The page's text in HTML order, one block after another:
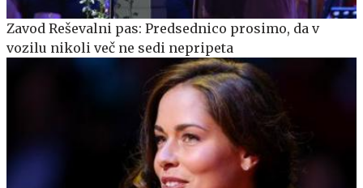
Zavod Reševalni pas: Predsednico prosimo, da v
vozilu nikoli več ne sedi nepripeta